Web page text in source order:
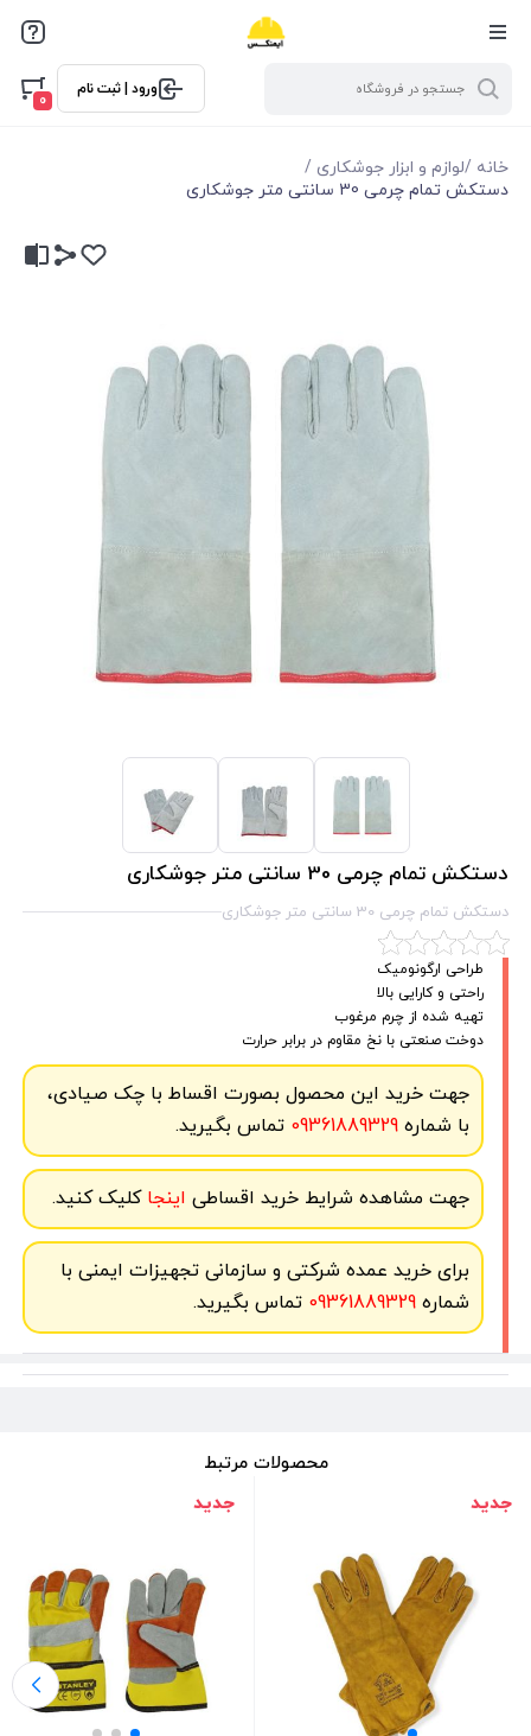
ورود | ثبت نام
0
خانه /لوازم و ابزار جوشکاری /
دستکش تمام چرمی 30 سانتی متر جوشکاری
دستکش تمام چرمی 30 سانتی متر جوشکاری
دستکش تمام چرمی 30 سانتی متر جوشکاری
طراحی ارگونومیک
راحتی و کارایی بالا
تهیه شده از چرم مرغوب
دوخت صنعتی با نخ مقاوم در برابر حرارت
جهت خرید این محصول بصورت اقساط با چک صیادی،
با شماره09361889329 تماس بگیرید.
جهت مشاهده شرایط خرید اقساطی اینجاکلیک کنید.
برای خرید عمده شرکتی و سازمانی تجهیزات ایمنی با
شماره09361889329 تماس بگیرید.
محصولات مرتبط
جدید
جدید